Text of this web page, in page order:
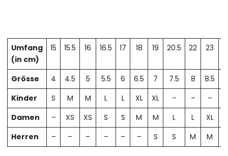
Umfang
(in cm)
15 15.5 16 16.5 17 18 19 20.5 22 23
Grösse 4 4.5 5 5.5 6 6.5 7 7.5 8 8.5
Kinder
S M M L L XL XL – – –
Damen
– XS XS S S M M L L XL
Herren
– – – – – – S S M M